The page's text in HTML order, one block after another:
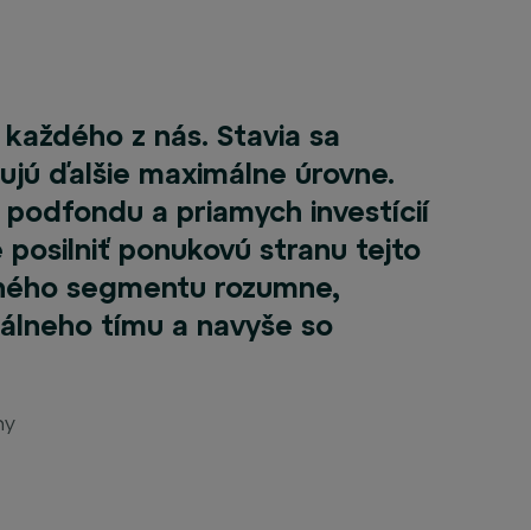
z nás. Stavia sa
ďalšie maximálne úrovne.
a priamych investícií
ponukovú stranu tejto
segmentu rozumne,
tímu a navyše so